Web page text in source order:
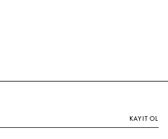
KAYIT OL